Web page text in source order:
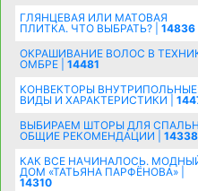
ГЛЯНЦЕВАЯ ИЛИ МАТОВАЯ
ПЛИТКА. ЧТО ВЫБРАТЬ? | 14836
ОКРАШИВАНИЕ ВОЛОС В
ОМБРЕ | 14481
КОНВЕКТОРЫ
ВИДЫ И ХАРАКТЕРИСТИКИ |
ВЫБИРАЕМ ШТОРЫ ДЛЯ
ОБЩИЕ РЕКОМЕНДАЦИИ | 14338
КАК ВСЕ НАЧИНАЛОСЬ.
ДОМ «ТАТЬЯНА ПАРФЁНОВА» |
14310